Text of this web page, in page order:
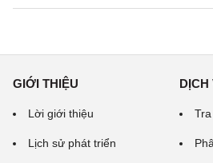
GIỚI THIỆU
Lời giới thiệu
Lịch sử phát triển
DỊCH